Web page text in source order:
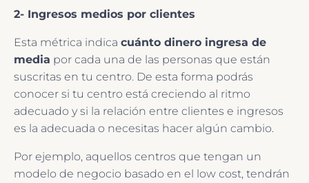
2- Ingresos medios por clientes
Esta métrica indica cuánto dinero ingresa de
media por cada una de las personas que están
suscritas en tu centro. De esta forma podrás
conocer si tu centro está creciendo al ritmo
adecuado y si la relación entre clientes e ingresos
es la adecuada o necesitas hacer algún cambio.
Por ejemplo, aquellos centros que tengan un
modelo de negocio basado en el low cost, tendrán